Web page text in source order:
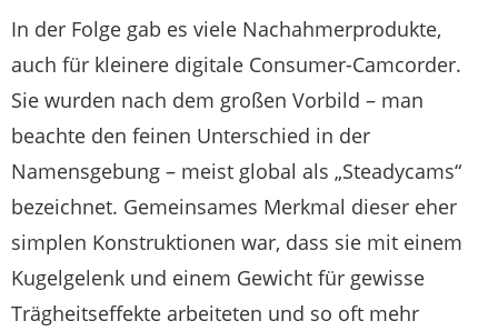
In der Folge gab es viele Nachahmerprodukte,
auch für kleinere digitale Consumer-Camcorder.
Sie wurden nach dem großen Vorbild – man
beachte den feinen Unterschied in der
Namensgebung – meist global als „Steadycams“
bezeichnet. Gemeinsames Merkmal dieser eher
simplen Konstruktionen war, dass sie mit einem
Kugelgelenk und einem Gewicht für gewisse
Trägheitseffekte arbeiteten und so oft mehr